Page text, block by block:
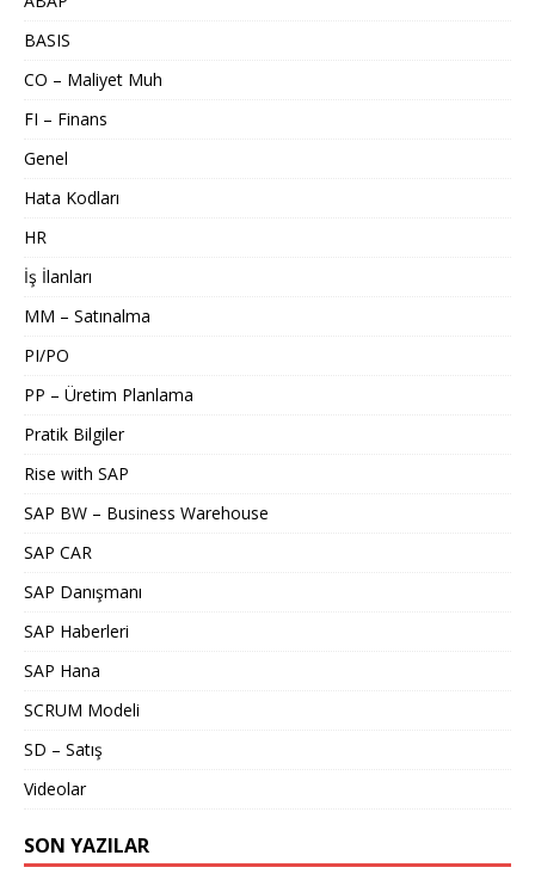
BASIS
CO – Maliyet Muh
FI – Finans
Genel
Hata Kodları
HR
İş İlanları
MM – Satınalma
PI/PO
PP – Üretim Planlama
Pratik Bilgiler
Rise with SAP
SAP BW – Business Warehouse
SAP CAR
SAP Danışmanı
SAP Haberleri
SAP Hana
SCRUM Modeli
SD – Satış
Videolar
SON YAZILAR